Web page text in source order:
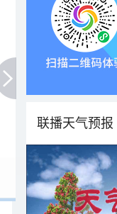
联播天气预报